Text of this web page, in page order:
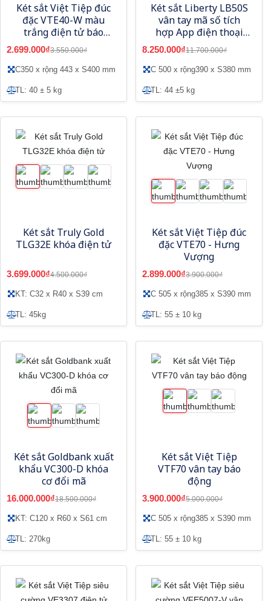
Két sắt Việt Tiệp đúc
đặc VTE40-W màu
trắng điện tử báo
động
2.699.000₫3.550.000₫
C350 x rộng 443 x S400 mm
TL: 40 ± 5 kg
Két sắt Liberty LB50S
vân tay mã số tích
hợp App điện thoại
thông minh
8.250.000₫11.700.000₫
C 500 x rộng390 x S380 mm
TL: 44 ±5 kg
Két sắt Truly Gold
TLG32E khóa điện tử
3.699.000₫4.500.000₫
KT: C32 x R40 x S39 cm
TL: 45kg
Két sắt Việt Tiệp đúc
đặc VTE70 - Hưng
Vượng
2.899.000₫3.900.000₫
C 505 x rộng385 x S390 mm
TL: 55 ± 10 kg
Két sắt Goldbank xuất
khẩu VC300-D khóa
cơ đổi mã
16.000.000₫18.500.000₫
KT: C120 x R60 x S61 cm
TL: 270kg
Két sắt Việt Tiệp
VTF70 vân tay báo
động
3.900.000₫5.000.000₫
C 505 x rộng385 x S390 mm
TL: 55 ± 10 kg